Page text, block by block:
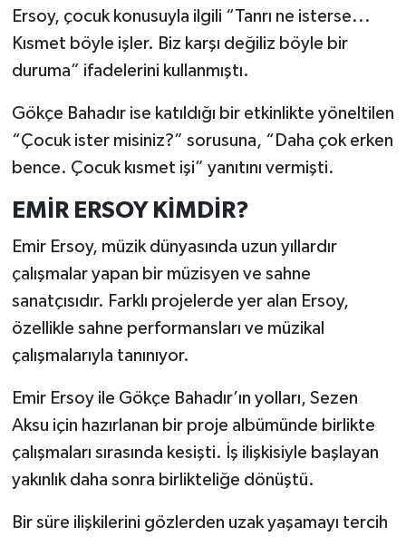
Ersoy, çocuk konusuyla ilgili “Tanrı ne isterse...
Kısmet böyle işler. Biz karşı değiliz böyle bir
duruma” ifadelerini kullanmıştı.
Gökçe Bahadır ise katıldığı bir etkinlikte yöneltilen
“Çocuk ister misiniz?” sorusuna, “Daha çok erken
bence. Çocuk kısmet işi” yanıtını vermişti.
EMİR ERSOY KİMDİR?
Emir Ersoy, müzik dünyasında uzun yıllardır
çalışmalar yapan bir müzisyen ve sahne
sanatçısıdır. Farklı projelerde yer alan Ersoy,
özellikle sahne performansları ve müzikal
çalışmalarıyla tanınıyor.
Emir Ersoy ile Gökçe Bahadır’ın yolları, Sezen
Aksu için hazırlanan bir proje albümünde birlikte
çalışmaları sırasında kesişti. İş ilişkisiyle başlayan
yakınlık daha sonra birlikteliğe dönüştü.
Bir süre ilişkilerini gözlerden uzak yaşamayı tercih